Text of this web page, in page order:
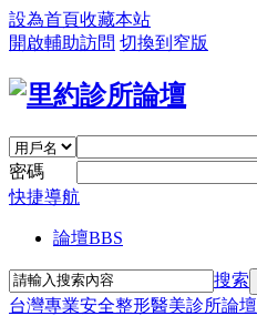
設為首頁收藏本站
開啟輔助訪問 切換到窄版
密碼
快捷導航
論壇BBS
搜索
台灣專業安全整形醫美診所論壇